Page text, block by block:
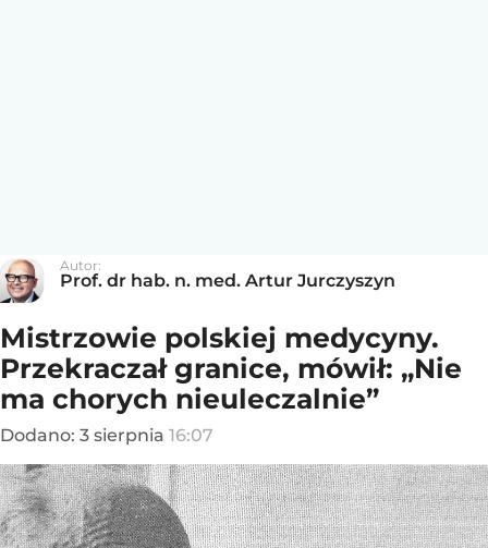
Autor:
Prof. dr hab. n. med. Artur Jurczyszyn
Mistrzowie polskiej medycyny.
Przekraczał granice, mówił: „Nie
ma chorych nieuleczalnie”
Dodano: 3 sierpnia 16:07